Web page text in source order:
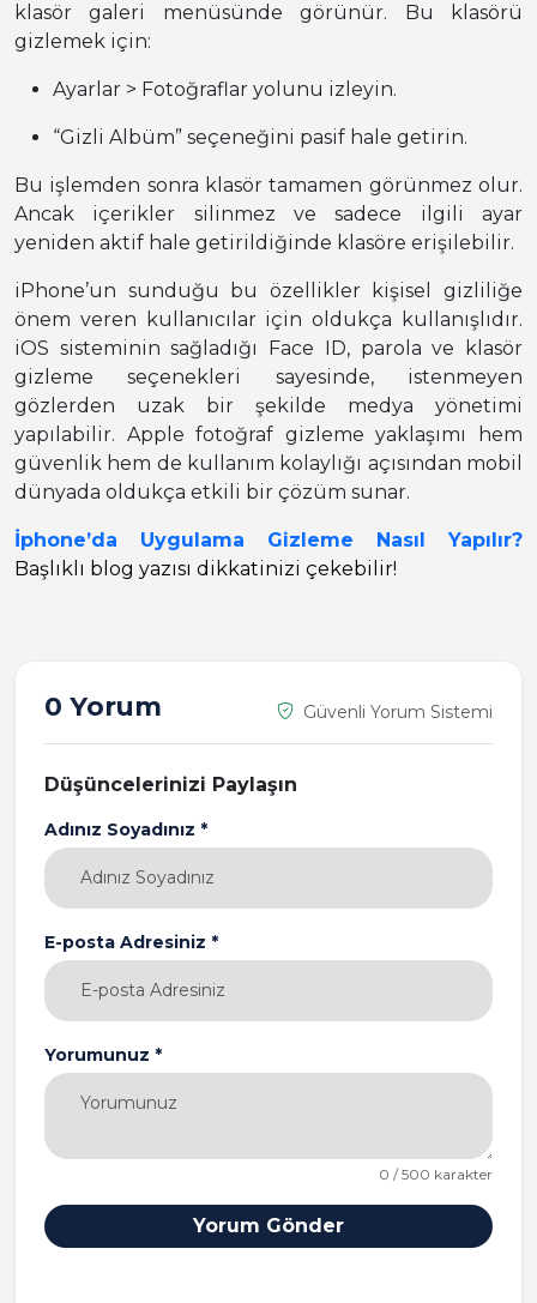
klasör galeri menüsünde görünür. Bu klasörü
gizlemek için:
Ayarlar > Fotoğraflar yolunu izleyin.
“Gizli Albüm” seçeneğini pasif hale getirin.
Bu işlemden sonra klasör tamamen görünmez olur.
Ancak içerikler silinmez ve sadece ilgili ayar
yeniden aktif hale getirildiğinde klasöre erişilebilir.
iPhone’un sunduğu bu özellikler kişisel gizliliğe
önem veren kullanıcılar için oldukça kullanışlıdır.
iOS sisteminin sağladığı Face ID, parola ve klasör
gizleme seçenekleri sayesinde, istenmeyen
gözlerden uzak bir şekilde medya yönetimi
yapılabilir. Apple fotoğraf gizleme yaklaşımı hem
güvenlik hem de kullanım kolaylığı açısından mobil
dünyada oldukça etkili bir çözüm sunar.
İphone’da Uygulama Gizleme Nasıl Yapılır?
Başlıklı blog yazısı dikkatinizi çekebilir!
0 Yorum Güvenli Yorum Sistemi
Düşüncelerinizi Paylaşın
Adınız Soyadınız *
E-posta Adresiniz *
Yorumunuz *
0 / 500 karakter
Yorum Gönder